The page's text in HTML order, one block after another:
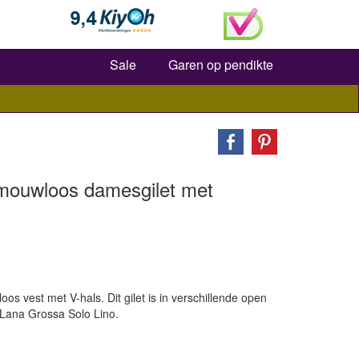
Zoeken
Sale Garen op pendikte
damesgilet met
vest met V-hals. Dit gilet is in verschillende open
Grossa Solo Lino.